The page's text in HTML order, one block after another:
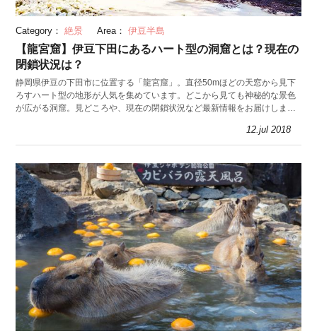
Category： 絶景 Area： 伊豆半島
【龍宮窟】伊豆下田にあるハート型の洞窟とは？現在の
閉鎖状況は？
静岡県伊豆の下田市に位置する「龍宮窟」。直径50mほどの天窓から見下
ろすハート型の地形が人気を集めています。どこから見ても神秘的な景色
が広がる洞窟。見どころや、現在の閉鎖状況など最新情報をお届けしま
12.jul 2018